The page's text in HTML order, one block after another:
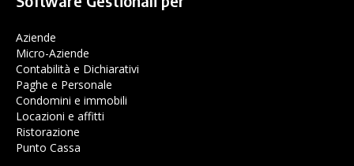
Aziende
Micro-Aziende
Contabilità e Dichiarativi
Paghe e Personale
Condomini e immobili
Locazioni e affitti
Ristorazione
Punto Cassa